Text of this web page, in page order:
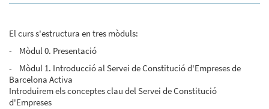
El curs s'estructura en tres mòduls:
- Mòdul 0. Presentació
- Mòdul 1. Introducció al Servei de Constitució d'Empreses de
Barcelona Activa
Introduirem els conceptes clau del Servei de Constitució
d'Empreses